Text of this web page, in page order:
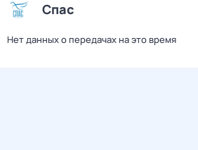
Спас
Нет данных о передачах на это время